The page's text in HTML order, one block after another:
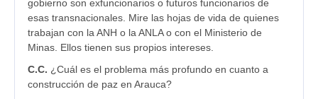
gobierno son exfuncionarios o futuros funcionarios de
esas transnacionales. Mire las hojas de vida de quienes
trabajan con la ANH o la ANLA o con el Ministerio de
Minas. Ellos tienen sus propios intereses.
C.C. ¿Cuál es el problema más profundo en cuanto a
construcción de paz en Arauca?